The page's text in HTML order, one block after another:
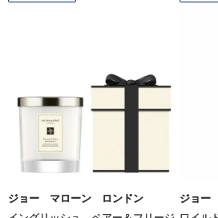
ジョー マローン ロンドン
ジョー